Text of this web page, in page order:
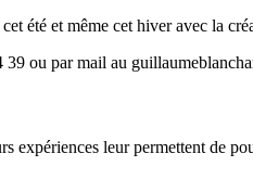
été et même cet hiver avec la
39 ou par mail au
expériences leur permettent de